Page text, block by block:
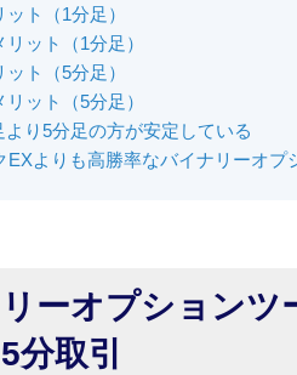
ト（1分足）
ット（1分足）
ト（5分足）
ット（5分足）
り5分足の方が安定している
EXよりも高勝率なバイナリーオプ
ーオプションツ
分取引